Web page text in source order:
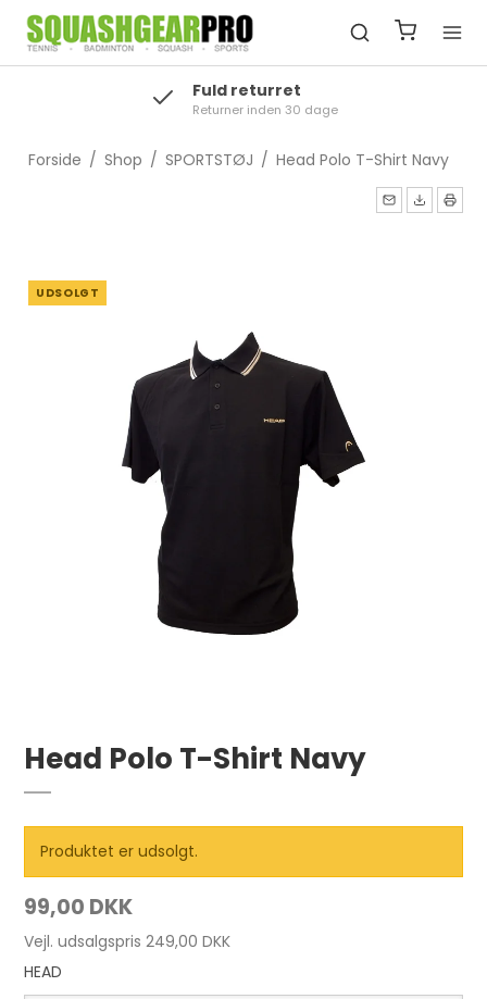
Fuld returret
Returner inden 30 dage
Forside / Shop / SPORTSTØJ / Head Polo T-Shirt Navy
UDSOLGT
Head Polo T-Shirt Navy
Produktet er udsolgt.
99,00 DKK
Vejl. udsalgspris 249,00 DKK
HEAD